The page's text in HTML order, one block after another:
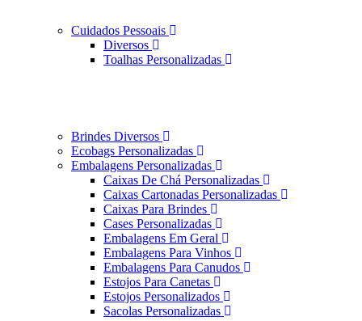
Cuidados Pessoais
Diversos
Toalhas Personalizadas
Brindes Diversos
Ecobags Personalizadas
Embalagens Personalizadas
Caixas De Chá Personalizadas
Caixas Cartonadas Personalizadas
Caixas Para Brindes
Cases Personalizadas
Embalagens Em Geral
Embalagens Para Vinhos
Embalagens Para Canudos
Estojos Para Canetas
Estojos Personalizados
Sacolas Personalizadas